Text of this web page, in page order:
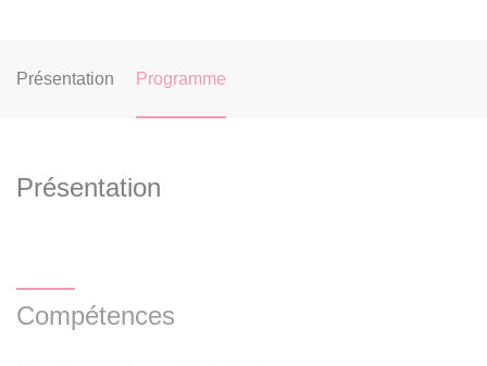
Présentation Programme
Présentation
Compétences